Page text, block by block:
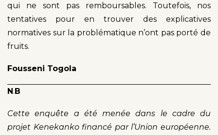
qui ne sont pas remboursables. Toutefois, nos
tentatives pour en trouver des explicatives
normatives sur la problématique n’ont pas porté de
fruits.
Fousseni Togola
N.B
Cette enquête a été menée dans le cadre du
projet Kenekanko financé par l’Union européenne.